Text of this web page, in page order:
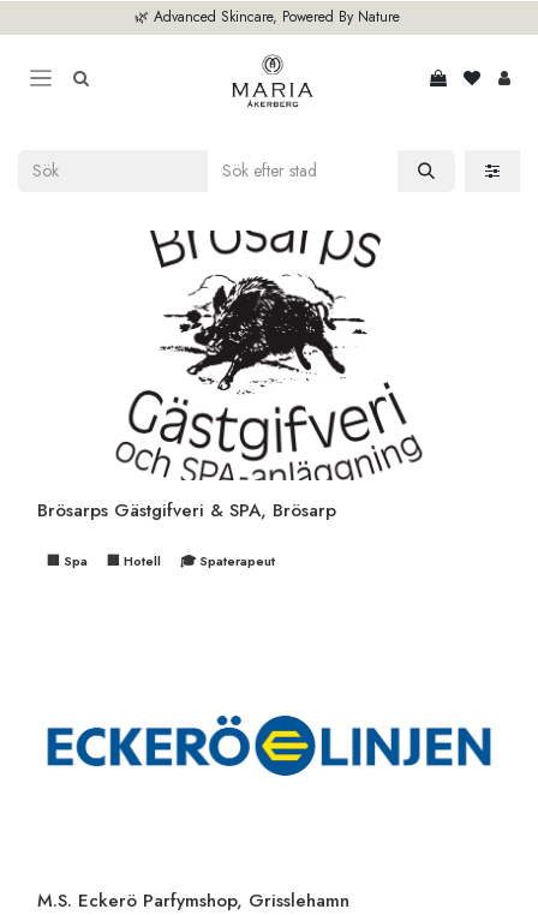
🌿 Advanced Skincare, Powered By Nature
Brösarps Gästgifveri & SPA, Brösarp
🏢 Spa 🏢 Hotell 🎓 Spaterapeut
M.S. Eckerö Parfymshop, Grisslehamn